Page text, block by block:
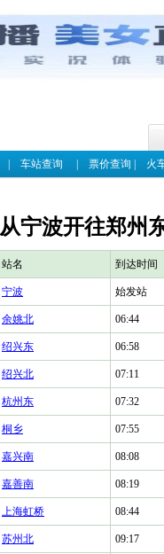
车站查询 票价查询 火
从宁波开往郑州
站名 到达时间
宁波 始发站
余姚北 06:44
绍兴东 06:58
绍兴北 07:11
杭州东 07:32
桐乡 07:55
嘉兴南 08:08
嘉善南 08:19
上海虹桥 08:44
苏州北 09:17